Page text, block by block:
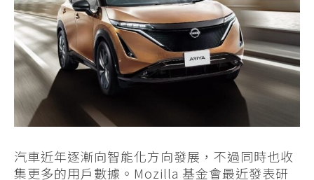
汽車近年逐漸向智能化方向發展，不過同時也收
集更多的用戶數據。Mozilla 基金會最近發表研